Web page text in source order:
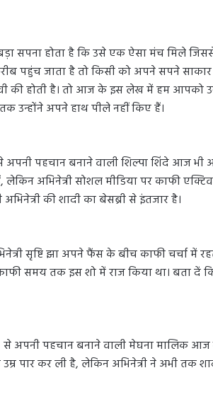
सपना होता है कि उसे एक ऐसा मंच मिले
पहुंच जाता है तो किसी को अपने सपने
की होती है। तो आज के इस लेख में हम आपको
उन्होंने अपने हाथ पीले नहीं किए हैं।
से अपनी पहचान बनाने वाली शिल्पा शिंदे आज
लेकिन अभिनेत्री सोशल मीडिया पर काफी
की शादी का बेसब्री से इंतजार है।
सृष्टि झा अपने फैंस के बीच काफी चर्चा में
समय तक इस शो में राज किया था। बता दें
से अपनी पहचान बनाने वाली मेघना मालिक आज
पार कर ली है, लेकिन अभिनेत्री ने अभी तक